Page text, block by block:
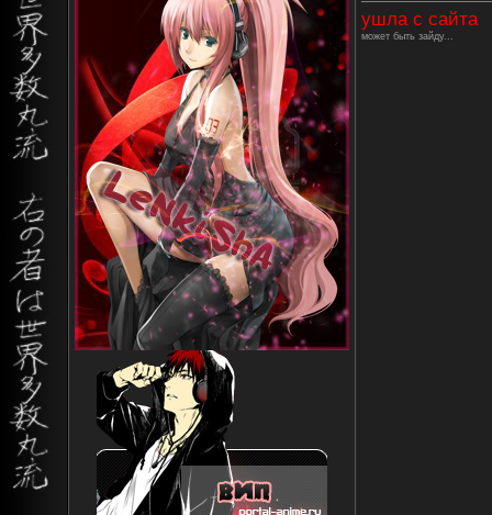
ушла с сайта
может быть зайду...